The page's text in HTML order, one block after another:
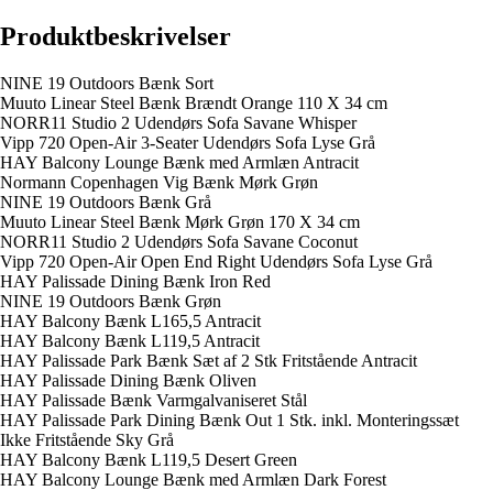
Produktbeskrivelser
NINE 19 Outdoors Bænk Sort
Muuto Linear Steel Bænk Brændt Orange 110 X 34 cm
NORR11 Studio 2 Udendørs Sofa Savane Whisper
Vipp 720 Open-Air 3-Seater Udendørs Sofa Lyse Grå
HAY Balcony Lounge Bænk med Armlæn Antracit
Normann Copenhagen Vig Bænk Mørk Grøn
NINE 19 Outdoors Bænk Grå
Muuto Linear Steel Bænk Mørk Grøn 170 X 34 cm
NORR11 Studio 2 Udendørs Sofa Savane Coconut
Vipp 720 Open-Air Open End Right Udendørs Sofa Lyse Grå
HAY Palissade Dining Bænk Iron Red
NINE 19 Outdoors Bænk Grøn
HAY Balcony Bænk L165,5 Antracit
HAY Balcony Bænk L119,5 Antracit
HAY Palissade Park Bænk Sæt af 2 Stk Fritstående Antracit
HAY Palissade Dining Bænk Oliven
HAY Palissade Bænk Varmgalvaniseret Stål
HAY Palissade Park Dining Bænk Out 1 Stk. inkl. Monteringssæt
Ikke Fritstående Sky Grå
HAY Balcony Bænk L119,5 Desert Green
HAY Balcony Lounge Bænk med Armlæn Dark Forest